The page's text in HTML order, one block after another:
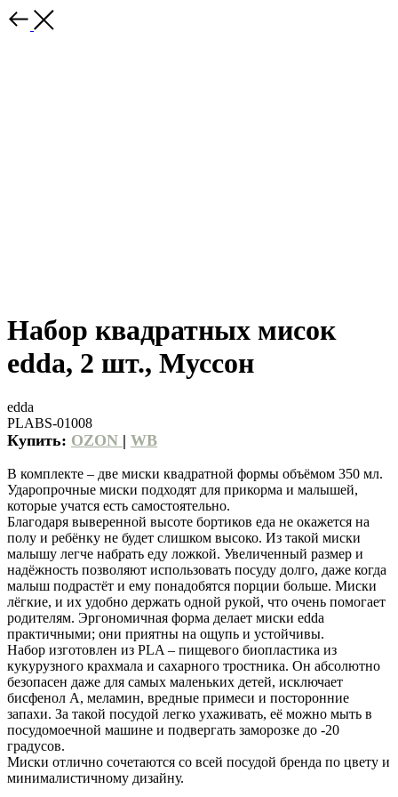
Набор квадратных мисок
edda, 2 шт., Муссон
edda
PLABS-01008
Купить: OZON | WB
В комплекте – две миски квадратной формы объёмом 350 мл.
Ударопрочные миски подходят для прикорма и малышей,
которые учатся есть самостоятельно.
Благодаря выверенной высоте бортиков еда не окажется на
полу и ребёнку не будет слишком высоко. Из такой миски
малышу легче набрать еду ложкой. Увеличенный размер и
надёжность позволяют использовать посуду долго, даже когда
малыш подрастёт и ему понадобятся порции больше. Миски
лёгкие, и их удобно держать одной рукой, что очень помогает
родителям. Эргономичная форма делает миски edda
практичными; они приятны на ощупь и устойчивы.
Набор изготовлен из PLA – пищевого биопластика из
кукурузного крахмала и сахарного тростника. Он абсолютно
безопасен даже для самых маленьких детей, исключает
бисфенол А, меламин, вредные примеси и посторонние
запахи. За такой посудой легко ухаживать, её можно мыть в
посудомоечной машине и подвергать заморозке до -20
градусов.
Миски отлично сочетаются со всей посудой бренда по цвету и
минималистичному дизайну.